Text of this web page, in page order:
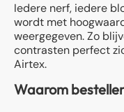
Iedere nerf, iedere
wordt met
weergegeven. Zo
contrasten perfect
Airtex.
Waarom